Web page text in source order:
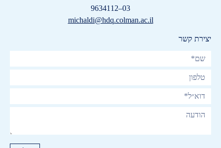
03–9634112
michaldi@hdq.colman.ac.il
יצירת קשר